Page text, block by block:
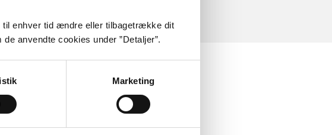
til enhver tid ændre eller tilbagetrække dit
anvendte cookies under ”Detaljer”.
Marketing